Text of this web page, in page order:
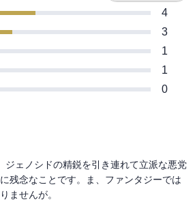
4
3
1
1
0
ジェノシドの精鋭を引き連れて立派な悪党
残念なことです。ま、ファンタジーでは
ませんが。